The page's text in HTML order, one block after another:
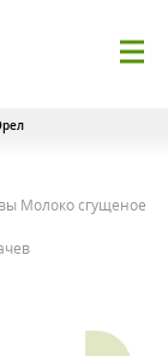
Молоко сгущеное